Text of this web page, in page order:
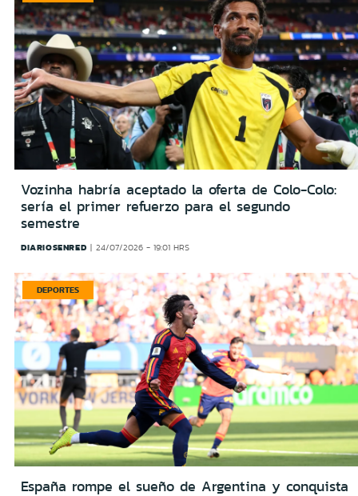
Vozinha habría aceptado la oferta de Colo-Colo:
sería el primer refuerzo para el segundo
semestre
DIARIOSENRED 24/07/2026 - 19:01 HRS
DEPORTES
España rompe el sueño de Argentina y conquista